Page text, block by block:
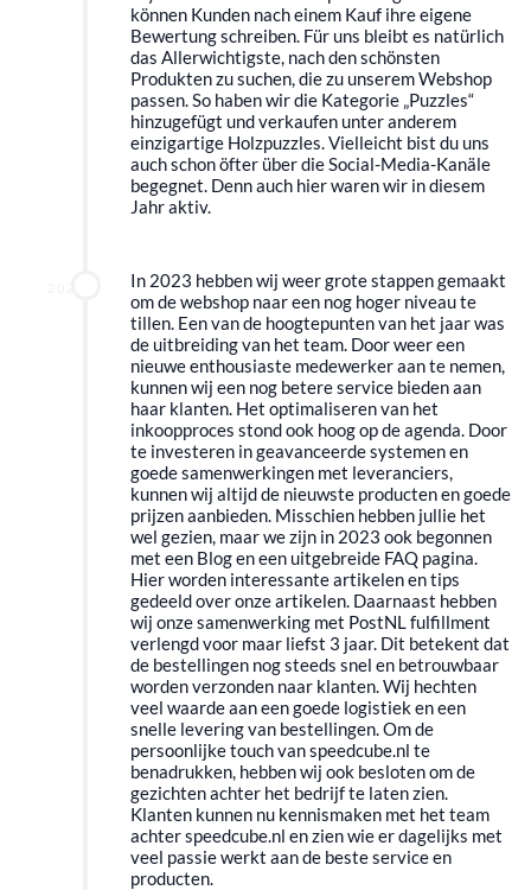
können Kunden nach einem Kauf ihre eigene
Bewertung schreiben. Für uns bleibt es natürlich
das Allerwichtigste, nach den schönsten
Produkten zu suchen, die zu unserem Webshop
passen. So haben wir die Kategorie „Puzzles“
hinzugefügt und verkaufen unter anderem
einzigartige Holzpuzzles. Vielleicht bist du uns
auch schon öfter über die Social-Media-Kanäle
begegnet. Denn auch hier waren wir in diesem
Jahr aktiv.
In 2023 hebben wij weer grote stappen gemaakt
om de webshop naar een nog hoger niveau te
tillen. Een van de hoogtepunten van het jaar was
de uitbreiding van het team. Door weer een
nieuwe enthousiaste medewerker aan te nemen,
kunnen wij een nog betere service bieden aan
haar klanten. Het optimaliseren van het
inkoopproces stond ook hoog op de agenda. Door
te investeren in geavanceerde systemen en
goede samenwerkingen met leveranciers,
kunnen wij altijd de nieuwste producten en goede
prijzen aanbieden. Misschien hebben jullie het
wel gezien, maar we zijn in 2023 ook begonnen
met een Blog en een uitgebreide FAQ pagina.
Hier worden interessante artikelen en tips
gedeeld over onze artikelen. Daarnaast hebben
wij onze samenwerking met PostNL fulfillment
verlengd voor maar liefst 3 jaar. Dit betekent dat
de bestellingen nog steeds snel en betrouwbaar
worden verzonden naar klanten. Wij hechten
veel waarde aan een goede logistiek en een
snelle levering van bestellingen. Om de
persoonlijke touch van speedcube.nl te
benadrukken, hebben wij ook besloten om de
gezichten achter het bedrijf te laten zien.
Klanten kunnen nu kennismaken met het team
achter speedcube.nl en zien wie er dagelijks met
veel passie werkt aan de beste service en
producten.